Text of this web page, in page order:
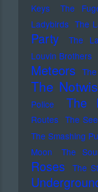
Keys
The
Ladybirds The
Party
The
Louvin Brothers
Meteors
The
Police
The
Routes The
The Smashing
Moon
The
Roses
The